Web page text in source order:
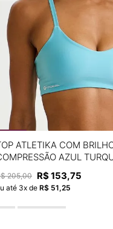
ATLETIKA COM
AZUL
205,00 R$153,75
até 3x de R$ 51,25